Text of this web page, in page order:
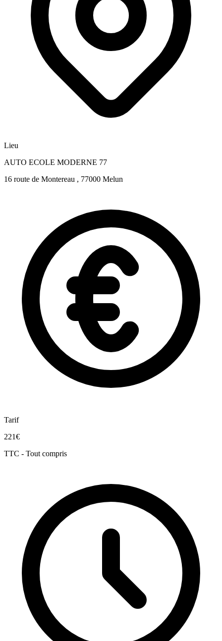
Lieu
AUTO ECOLE MODERNE 77
16 route de Montereau , 77000 Melun
Tarif
221€
TTC - Tout compris